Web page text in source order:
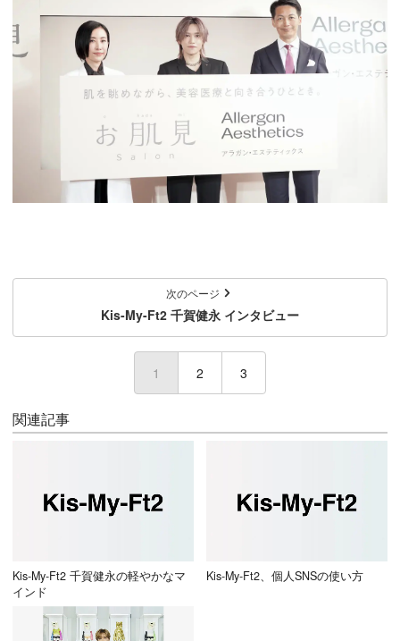
次のページ
Kis-My-Ft2 千賀健永 インタビュー
1 (current)
2 3
関連記事
Kis-My-Ft2 千賀健永の軽やかなマ
インド
Kis-My-Ft2、個人SNSの使い方